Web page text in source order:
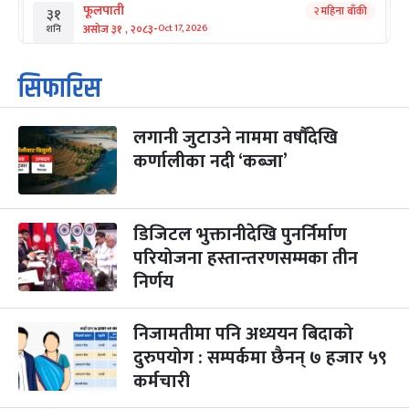
३१
शनि
फूलपाती
असोज ३१ , २०८३-Oct 17, 2026
२ महिना बाँकी
१
आइत
कार्तिक सङ्क्रान्ति
कार्तिक १, २०८३
३
मंगल
महानवमी
कार्तिक ३, २०८३-Oct 20, 2026
२ महिना बाँकी
४
बुध कार्तिक ४, २०८३-Oct 21, 2026
५
बिहि
पापा‌ङ्कुशा एकादशी व्रत
कार्तिक ५, २०८३-Oct 22, 2026
२ महिना बाँकी
२२
आइत
कुकुर तिहार
कार्तिक २२, २०८३-Nov 8, 2026
३ महिना बाँकी
२३ गाई पूजा
सिफारिस
लगानी जुटाउने नाममा वर्षौंदेखि
कर्णालीका नदी ‘कब्जा’
डिजिटल भुक्तानीदेखि पुनर्निर्माण
परियोजना हस्तान्तरणसम्मका तीन
निर्णय
निजामतीमा पनि अध्ययन बिदाको
दुरुपयोग : सम्पर्कमा छैनन् ७ हजार ५९
कर्मचारी